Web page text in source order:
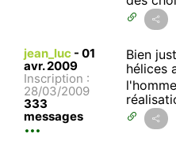
jean_luc - 01
avr. 2009
Inscription :
28/03/2009
333
messages
Bien
hélices